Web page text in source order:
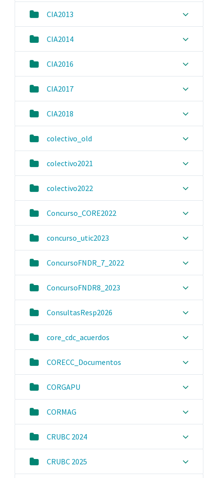
CIA2013
CIA2014
CIA2016
CIA2017
CIA2018
colectivo_old
colectivo2021
colectivo2022
Concurso_CORE2022
concurso_utic2023
ConcursoFNDR_7_2022
ConcursoFNDR8_2023
ConsultasResp2026
core_cdc_acuerdos
CORECC_Documentos
CORGAPU
CORMAG
CRUBC 2024
CRUBC 2025